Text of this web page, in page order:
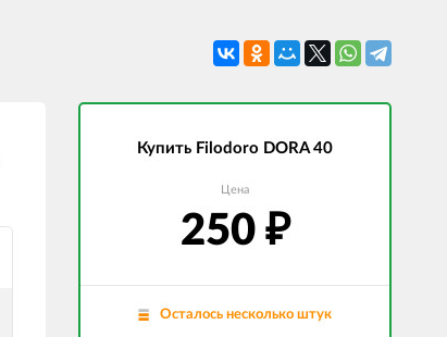
Купить Filodoro DORA 40
Цена
250 ₽
Осталось несколько штук